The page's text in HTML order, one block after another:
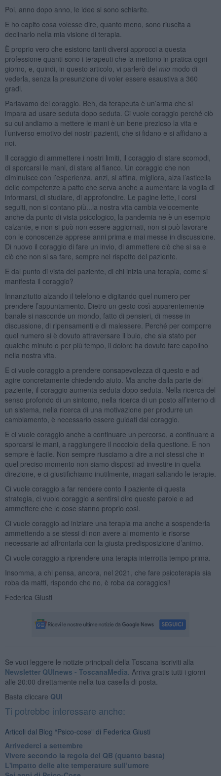
Poi, anno dopo anno, le idee si sono schiarite.
E ho capito cosa volesse dire, quanto meno, sono riuscita a
declinarlo nella mia visione di terapia.
È proprio vero che esistono tanti diversi approcci a questa
professione quanti sono i terapeuti che la mettono in pratica ogni
giorno, e, quindi, in questo articolo, vi parlerò del mio modo di
vederla, senza la presunzione di voler essere esaustiva a 360
gradi.
Parlavamo del coraggio. Beh, da terapeuta è un’arma che si
impara ad usare seduta dopo seduta. Ci vuole coraggio perché ciò
su cui andiamo a mettere le mani è un bene prezioso la vita e
l’universo emotivo dei nostri pazienti, che si fidano e si affidano a
noi.
Il coraggio di ammettere i nostri limiti, il coraggio di stare scomodi,
di sporcarsi le mani, di stare al fianco. Un coraggio che non
diminuisce con l’esperienza, anzi, si affina, migliora, alza l’asticella
delle competenze a patto che serva anche a aumentare la voglia di
informarsi, di studiare, di approfondire. Le pagine lette, i corsi
seguiti, non si contano più...la nostra vita cambia velocemente
anche da punto di vista psicologico, la pandemia ne è un esempio
calzante, e non si può non essere aggiornati, non si può lavorare
con le conoscenze apprese anni prima e mai messe in discussione.
Di nuovo il coraggio di fare un invio, di ammettere ciò che si sa e
ciò che non si sa fare, sempre nel rispetto del paziente.
E dal punto di vista del paziente, di chi inizia una terapia, come si
manifesta il coraggio?
Innanzitutto alzando il telefono e digitando quel numero per
prendere l’appuntamento. Dietro un gesto così apparentemente
banale si nasconde un mondo, fatto di pensieri, di messe in
discussione, di ripensamenti e di malessere. Perché per comporre
quel numero si è dovuto attraversare il buio, che sia stato per
qualche minuto o per più tempo, il dolore ha dovuto fare capolino
nella nostra vita.
E ci vuole coraggio a prendere consapevolezza di questo e ad
agire concretamente chiedendo aiuto. Ma anche dalla parte del
paziente, il coraggio aumenta seduta dopo seduta. Nella ricerca del
senso profondo di un sintomo, nella ricerca di un posto all’interno di
un sistema, nella ricerca di una motivazione per produrre un
cambiamento, è necessario essere guidati dal coraggio.
E ci vuole coraggio anche a continuare un percorso, a continuare a
sporcarsi le mani, a raggiungere il nocciolo della questione. E non
sempre è facile. Non sempre riusciamo a dire a noi stessi che in
quel preciso momento non siamo disposti ad investire in quella
direzione, e ci giustifichiamo inutilmente, magari saltando le terapie.
Ci vuole coraggio a far rendere conto il paziente di questa
strategia, ci vuole coraggio a sentirsi dire queste parole e ad
ammettere che le cose stanno proprio così.
Ci vuole coraggio ad iniziare una terapia ma anche a sospenderla
ammettendo a se stessi di non avere al momento le risorse
necessarie ad affrontarla con la giusta predisposizione d’animo.
Ci vuole coraggio a riprendere una terapia interrotta tempo prima.
Insomma, a chi pensa, ancora, nel 2021, che fare psicoterapia sia
roba da matti, rispondo che no, è roba da coraggiosi!
Federica Giusti
Se vuoi leggere le notizie principali della Toscana iscriviti alla
Newsletter QUInews - ToscanaMedia. Arriva gratis tutti i giorni
alle 20:00 direttamente nella tua casella di posta.
Basta cliccare QUI
Ti potrebbe interessare anche:
Articoli dal Blog “Psico-cose” di Federica Giusti
​Arrivederci a settembre
​Vivere secondo la regola del QB (quanto basta)
​L'impatto delle alte temperature sull’umore